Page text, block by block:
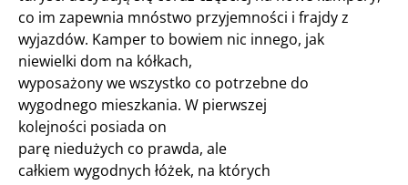
co im zapewnia mnóstwo przyjemności i frajdy z
wyjazdów. Kamper to bowiem nic innego, jak
niewielki dom na kółkach,
wyposażony we wszystko co potrzebne do
wygodnego mieszkania. W pierwszej
kolejności posiada on
parę niedużych co prawda, ale
całkiem wygodnych łóżek, na których